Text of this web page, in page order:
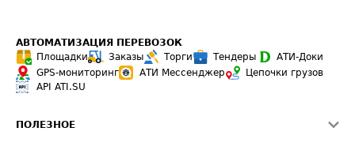
АВТОМАТИЗАЦИЯ ПЕРЕВОЗОК
Площадки
Заказы Торги Тендеры
АТИ-Доки
GPS-мониторинг
АТИ Мессенджер
Цепочки грузов
API ATI.SU
ПОЛЕЗНОЕ